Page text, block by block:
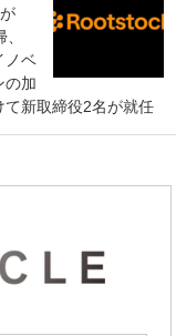
ノベ
の加
て新取締役2名が就任